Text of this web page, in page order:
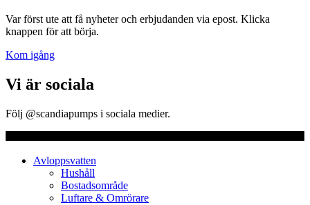
Var först ute att få nyheter och erbjudanden via epost. Klicka
knappen för att börja.
Kom igång
Vi är sociala
Följ @scandiapumps i sociala medier.
Avloppsvatten
Hushåll
Bostadsområde
Luftare & Omrörare